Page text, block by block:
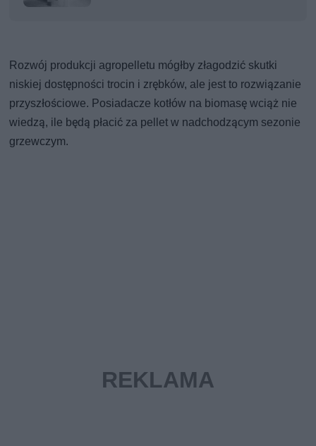
Rozwój produkcji agropelletu mógłby złagodzić skutki
niskiej dostępności trocin i zrębków, ale jest to rozwiązanie
przyszłościowe. Posiadacze kotłów na biomasę wciąż nie
wiedzą, ile będą płacić za pellet w nadchodzącym sezonie
grzewczym.